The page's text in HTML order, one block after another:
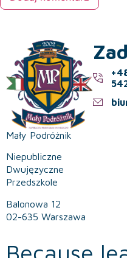
Mały Podróżnik
Niepubliczne
Dwujęzyczne
Przedszkole
Balonowa 12
02-635 Warszawa
Because